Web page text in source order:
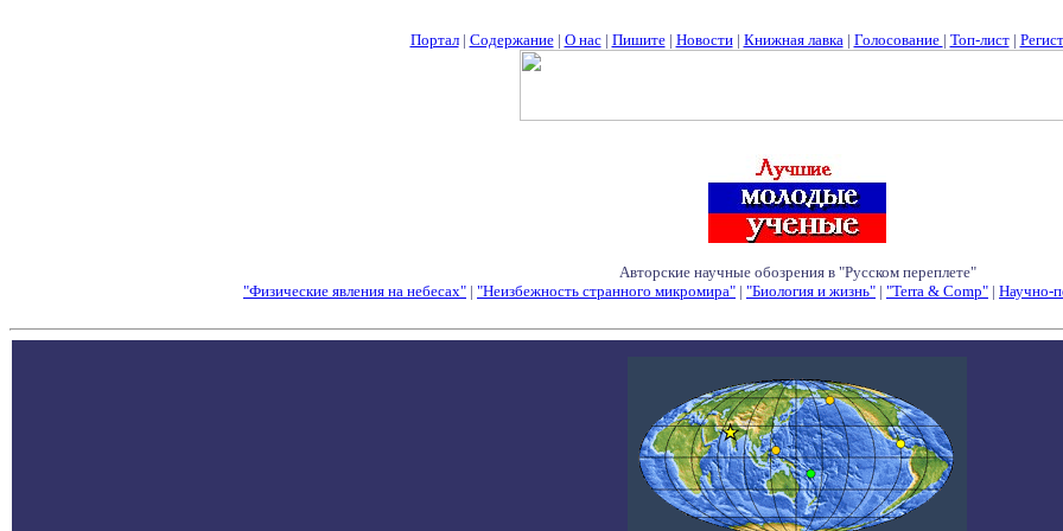
Портал| Содержание| О нас| Пишите| Новости| Книжная лавка| Голосование | Топ-лист|
Авторские научные обозрения в "Русском переплете"
"Физические явления на небесах" | "Неизбежность странного микромира" | "Биология и жизнь" | "Terra & Comp" | Научно-